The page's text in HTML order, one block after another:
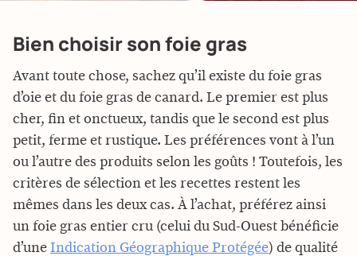
Bien choisir son foie gras
Avant toute chose, sachez qu’il existe du foie gras
d’oie et du foie gras de canard. Le premier est plus
cher, fin et onctueux, tandis que le second est plus
petit, ferme et rustique. Les préférences vont à l’un
ou l’autre des produits selon les goûts ! Toutefois, les
critères de sélection et les recettes restent les
mêmes dans les deux cas. À l’achat, préférez ainsi
un foie gras entier cru (celui du Sud-Ouest bénéficie
d’une Indication Géographique Protégée) de qualité